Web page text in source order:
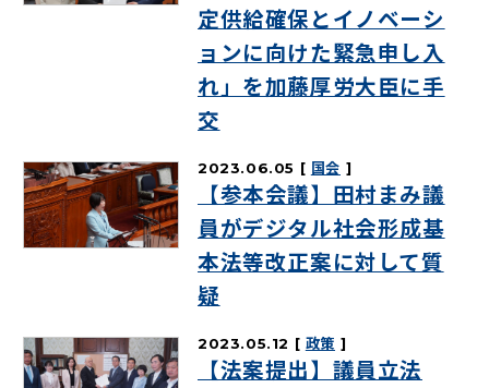
定供給確保とイノベーシ
ョンに向けた緊急申し入
れ」を加藤厚労大臣に手
交
2023.06.05 国会
【参本会議】田村まみ議
員がデジタル社会形成基
本法等改正案に対して質
疑
2023.05.12 政策
【法案提出】議員立法